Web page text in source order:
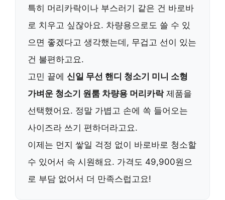
특히 머리카락이나 부스러기 같은 건 바로바
로 치우고 싶잖아요. 차량용으로도 쓸 수 있
으면 좋겠다고 생각했는데, 무겁고 선이 있는
건 불편하고요.
고민 끝에 신일 무선 핸디 청소기 미니 소형
가벼운 청소기 원룸 차량용 머리카락제품을
선택했어요. 정말 가볍고 손에 쏙 들어오는
사이즈라 쓰기 편하더라고요.
이제는 먼지 쌓일 걱정 없이 바로바로 청소할
수 있어서 속 시원해요. 가격도 49,900원으
로 부담 없어서 더 만족스럽고요!